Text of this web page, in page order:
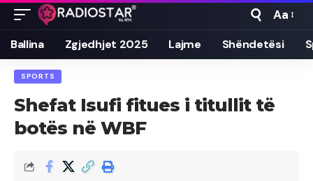
Font
Resizer
Aa
Ballina Zgjedhjet 2025 Lajme Shëndetësi
SPORTS
Shefat Isufi fitues i titullit të
botës në WBF